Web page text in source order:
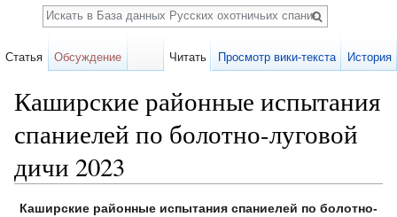
Каширские районные испытания
спаниелей по болотно-луговой
дичи 2023
Каширские районные испытания спаниелей по болотно-
Статья Обсуждение Читать Просмотр вики-текста История
Поиск